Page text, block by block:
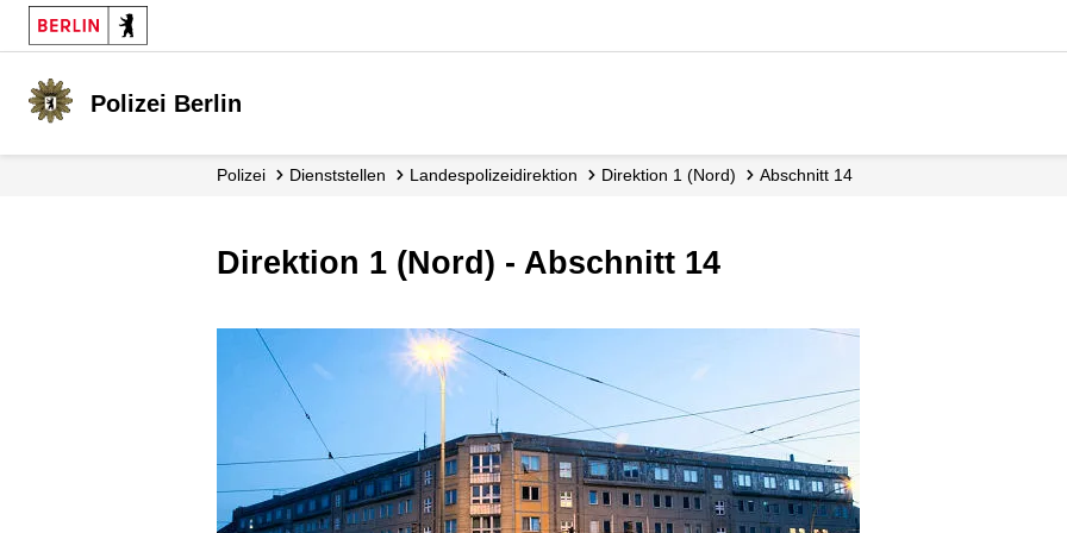
Polizei Berlin
Polizei Dienststellen Landes­polizei­direktion Direktion 1 (Nord) Abschnitt 14
Direktion 1 (Nord) - Abschnitt 14